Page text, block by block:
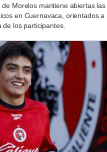
Morelos mantiene abiertas
en Cuernavaca, orientados a
los participantes.